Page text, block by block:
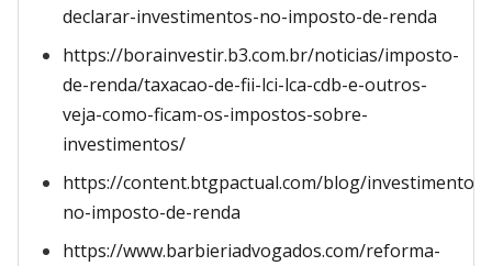
declarar-investimentos-no-imposto-de-renda
https://borainvestir.b3.com.br/noticias/imposto-
de-renda/taxacao-de-fii-lci-lca-cdb-e-outros-
veja-como-ficam-os-impostos-sobre-
investimentos/
https://content.btgpactual.com/blog/
no-imposto-de-renda
https://www.barbieriadvogados.com/reforma-